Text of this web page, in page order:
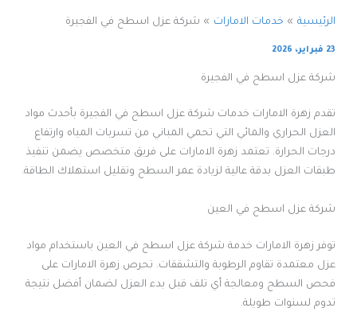
الرئيسية خدمات الامارات شركة عزل اسطح في الفجيرة
23 فبراير، 2026
شركة عزل اسطح في الفجيرة
تقدم زهرة الامارات خدمات شركة عزل اسطح في الفجيرة بأحدث مواد
العزل الحراري والمائي التي تحمي المباني من تسربات المياه وارتفاع
درجات الحرارة. تعتمد زهرة الامارات على فريق متخصص يضمن تنفيذ
طبقات العزل بدقة عالية لزيادة عمر السطح وتقليل استهلاك الطاقة.
شركة عزل اسطح في العين
توفر زهرة الامارات خدمة شركة عزل اسطح في العين باستخدام مواد
عزل معتمدة تقاوم الرطوبة والتشققات. تحرص زهرة الامارات على
فحص السطح ومعالجة أي تلف قبل بدء العزل لضمان أفضل نتيجة
تدوم لسنوات طويلة.